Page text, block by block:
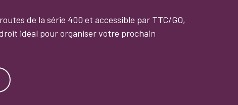
de la série 400 et accessible par TTC/GO,
idéal pour organiser votre prochain